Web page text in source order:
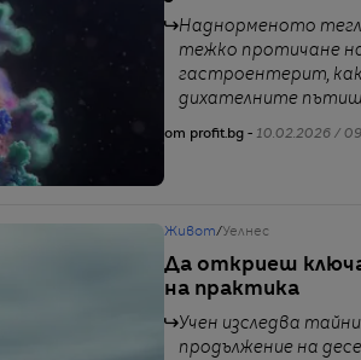
Наднорменото
тежко протичане
гастроентерит,
дихателните
от profit.bg - 10.02.2026 /
Живот/Уелнес
Да откриеш
на практика
Учен изследва
продължение на